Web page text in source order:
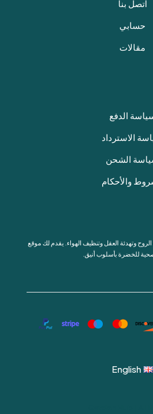
اتصل بنا
حسابي
مقالات
الدفع
الاسترداد
الشحن
والأحكام
وتهدئة العقل وتنظيف الهواء. يقدم لك موقع
English